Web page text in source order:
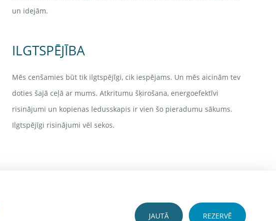
un idejām.
ILGTSPĒJĪBA
Mēs cenšamies būt tik ilgtspējīgi, cik iespējams. Un mēs aicinām tev
doties šajā ceļā ar mums. Atkritumu šķirošana, energoefektīvi
risinājumi un kopienas ledusskapis ir vien šo pieradumu sākums.
Ilgtspējīgi risinājumi vēl sekos.
JAUTĀ REZERVĒ